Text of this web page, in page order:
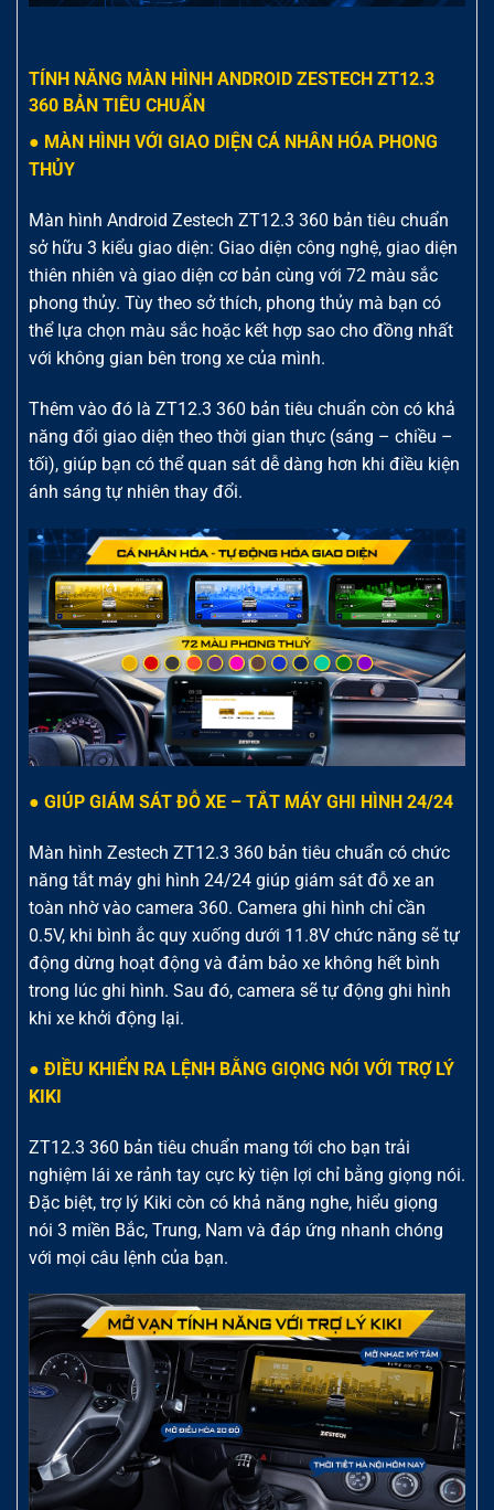
TÍNH NĂNG MÀN HÌNH ANDROID ZESTECH ZT12.3
360 BẢN TIÊU CHUẨN
● MÀN HÌNH VỚI GIAO DIỆN CÁ NHÂN HÓA PHONG
THỦY
Màn hình Android Zestech ZT12.3 360 bản tiêu chuẩn
sở hữu 3 kiểu giao diện: Giao diện công nghệ, giao diện
thiên nhiên và giao diện cơ bản cùng với 72 màu sắc
phong thủy. Tùy theo sở thích, phong thủy mà bạn có
thể lựa chọn màu sắc hoặc kết hợp sao cho đồng nhất
với không gian bên trong xe của mình.
Thêm vào đó là ZT12.3 360 bản tiêu chuẩn còn có khả
năng đổi giao diện theo thời gian thực (sáng – chiều –
tối), giúp bạn có thể quan sát dễ dàng hơn khi điều kiện
ánh sáng tự nhiên thay đổi.
● GIÚP GIÁM SÁT ĐỖ XE – TẮT MÁY GHI HÌNH 24/24
Màn hình Zestech ZT12.3 360 bản tiêu chuẩn có chức
năng tắt máy ghi hình 24/24 giúp giám sát đỗ xe an
toàn nhờ vào camera 360. Camera ghi hình chỉ cần
0.5V, khi bình ắc quy xuống dưới 11.8V chức năng sẽ tự
động dừng hoạt động và đảm bảo xe không hết bình
trong lúc ghi hình. Sau đó, camera sẽ tự động ghi hình
khi xe khởi động lại.
● ĐIỀU KHIỂN RA LỆNH BẰNG GIỌNG NÓI VỚI TRỢ LÝ
KIKI
ZT12.3 360 bản tiêu chuẩn mang tới cho bạn trải
nghiệm lái xe rảnh tay cực kỳ tiện lợi chỉ bằng giọng nói.
Đặc biệt, trợ lý Kiki còn có khả năng nghe, hiểu giọng
nói 3 miền Bắc, Trung, Nam và đáp ứng nhanh chóng
với mọi câu lệnh của bạn.